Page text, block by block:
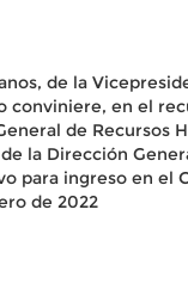
de la
conviniere, en el
de Recursos
la Dirección
para ingreso en el
de 2022